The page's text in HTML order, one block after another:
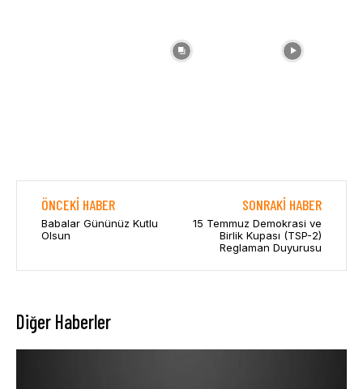
ÖNCEKI HABER
Babalar Gününüz Kutlu
Olsun
SONRAKI HABER
15 Temmuz Demokrasi ve
Birlik Kupası (TSP-2)
Reglaman Duyurusu
Diğer Haberler